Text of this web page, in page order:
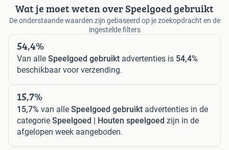
Wat je moet weten over Speelgoed gebruikt
De onderstaande waarden zijn gebaseerd op je zoekopdracht en de
ingestelde filters
54,4%
Van alle Speelgoed gebruikt advertenties is 54,4%
beschikbaar voor verzending.
15,7%
15,7% van alle Speelgoed gebruikt advertenties in de
categorie Speelgoed | Houten speelgoed zijn in de
afgelopen week aangeboden.